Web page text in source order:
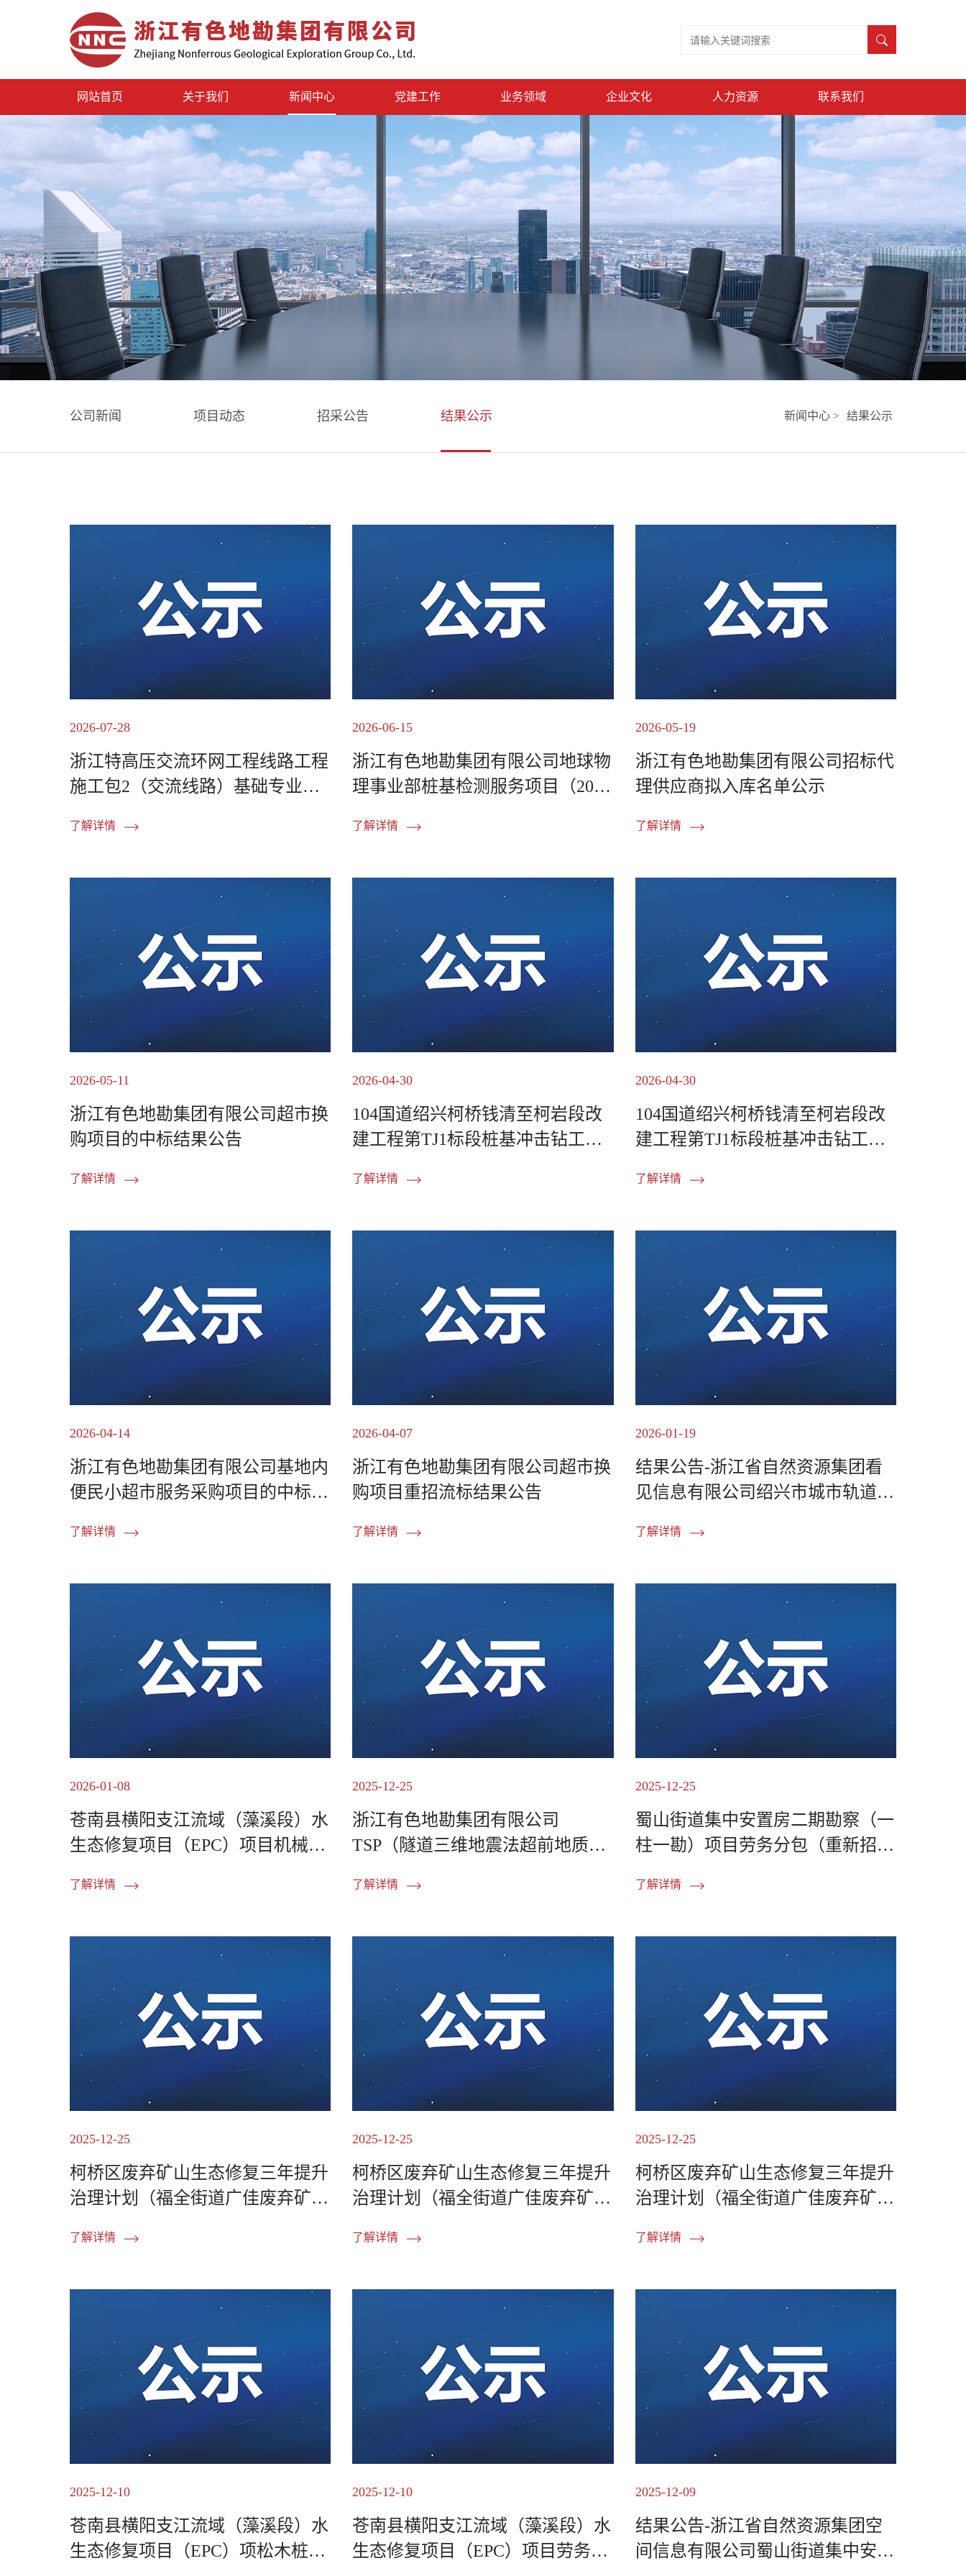
网站首页 关于我们 新闻中心 党建工作 业务领域 企业文化 人力资源 联系我们
公司新闻 项目动态 招采公告 结果公示 新闻中心 > 结果公示
2026-07-28
浙江特高压交流环网工程线路工程
施工包2（交流线路）基础专业分
了解详情
2026-06-15
浙江有色地勘集团有限公司地球物
理事业部桩基检测服务项目（2026
了解详情
2026-05-19
浙江有色地勘集团有限公司招标代
理供应商拟入库名单公示
了解详情
2026-05-11
浙江有色地勘集团有限公司超市换
购项目的中标结果公告
了解详情
2026-04-30
104国道绍兴柯桥钱清至柯岩段改
建工程第TJ1标段桩基冲击钻工程
了解详情
2026-04-30
104国道绍兴柯桥钱清至柯岩段改
建工程第TJ1标段桩基冲击钻工程
了解详情
2026-04-14
浙江有色地勘集团有限公司基地内
便民小超市服务采购项目的中标结
了解详情
2026-04-07
浙江有色地勘集团有限公司超市换
购项目重招流标结果公告
了解详情
2026-01-19
结果公告-浙江省自然资源集团看
见信息有限公司绍兴市城市轨道交
了解详情
2026-01-08
苍南县横阳支江流域（藻溪段）水
生态修复项目（EPC）项目机械租
了解详情
2025-12-25
浙江有色地勘集团有限公司
TSP（隧道三维地震法超前地质预
了解详情
2025-12-25
蜀山街道集中安置房二期勘察（一
柱一勘）项目劳务分包（重新招
了解详情
2025-12-25
柯桥区废弃矿山生态修复三年提升
治理计划（福全街道广佳废弃矿
了解详情
2025-12-25
柯桥区废弃矿山生态修复三年提升
治理计划（福全街道广佳废弃矿
了解详情
2025-12-25
柯桥区废弃矿山生态修复三年提升
治理计划（福全街道广佳废弃矿
了解详情
2025-12-10
苍南县横阳支江流域（藻溪段）水
生态修复项目（EPC）项松木桩采
2025-12-10
苍南县横阳支江流域（藻溪段）水
生态修复项目（EPC）项目劳务分
2025-12-09
结果公告-浙江省自然资源集团空
间信息有限公司蜀山街道集中安置